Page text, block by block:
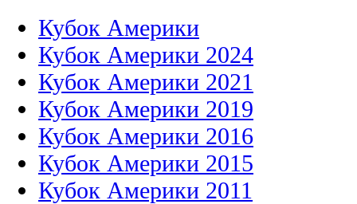
Кубок Америки
Кубок Америки 2024
Кубок Америки 2021
Кубок Америки 2019
Кубок Америки 2016
Кубок Америки 2015
Кубок Америки 2011